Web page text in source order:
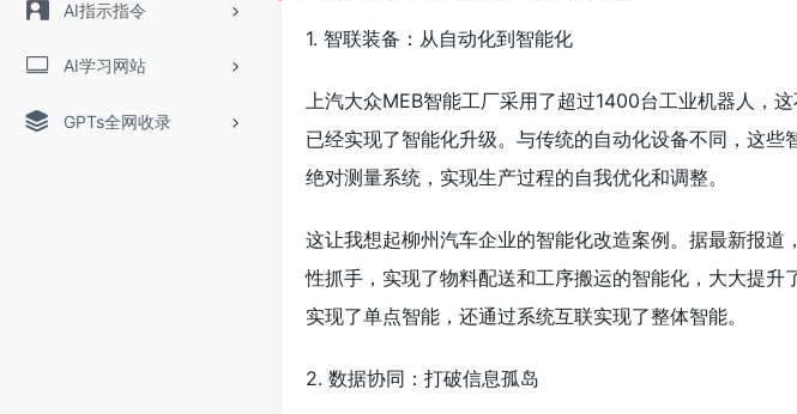
AI指示指令
AI学习网站
GPTs全网收录
1. 智联装备：从自动化到智能化
上汽大众MEB智能工厂采用了超过1400台工业机器人，
已经实现了智能化升级。与传统的自动化设备不同，这
绝对测量系统，实现生产过程的自我优化和调整。
这让我想起柳州汽车企业的智能化改造案例。据最新报
性抓手，实现了物料配送和工序搬运的智能化，大大提升
实现了单点智能，还通过系统互联实现了整体智能。
2. 数据协同：打破信息孤岛